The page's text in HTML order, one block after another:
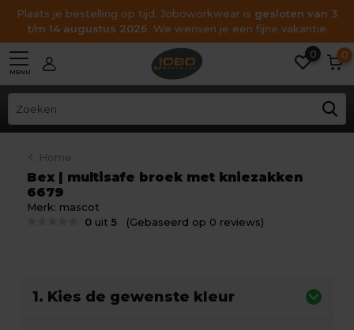
Plaats je bestelling op tijd. Joboworkwear is gesloten van 3
t/m 14 augustus 2026. We wensen je een fijne vakantie
MENU
0 0
Home
Bex | multisafe broek met kniezakken
6679
Merk: mascot
0 uit5 (Gebaseerd op 0 reviews)
1. Kies de gewenste kleur